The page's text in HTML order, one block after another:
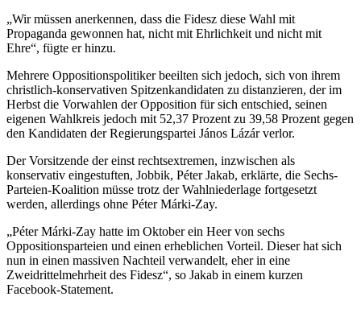
„Wir müssen anerkennen, dass die Fidesz diese Wahl mit
Propaganda gewonnen hat, nicht mit Ehrlichkeit und nicht mit
Ehre“, fügte er hinzu.
Mehrere Oppositionspolitiker beeilten sich jedoch, sich von ihrem
christlich-konservativen Spitzenkandidaten zu distanzieren, der im
Herbst die Vorwahlen der Opposition für sich entschied, seinen
eigenen Wahlkreis jedoch mit 52,37 Prozent zu 39,58 Prozent gegen
den Kandidaten der Regierungspartei János Lázár verlor.
Der Vorsitzende der einst rechtsextremen, inzwischen als
konservativ eingestuften, Jobbik, Péter Jakab, erklärte, die Sechs-
Parteien-Koalition müsse trotz der Wahlniederlage fortgesetzt
werden, allerdings ohne Péter Márki-Zay.
„Péter Márki-Zay hatte im Oktober ein Heer von sechs
Oppositionsparteien und einen erheblichen Vorteil. Dieser hat sich
nun in einen massiven Nachteil verwandelt, eher in eine
Zweidrittelmehrheit des Fidesz“, so Jakab in einem kurzen
Facebook-Statement.